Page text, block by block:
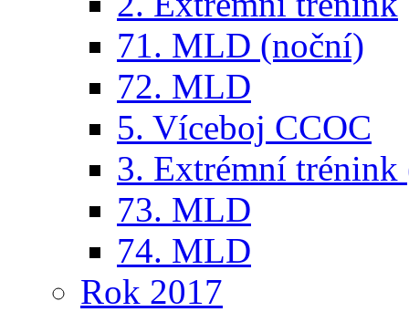
71. MLD (noční)
72. MLD
5. Víceboj CCOC
3. Extrémní trénink
73. MLD
74. MLD
Rok 2017